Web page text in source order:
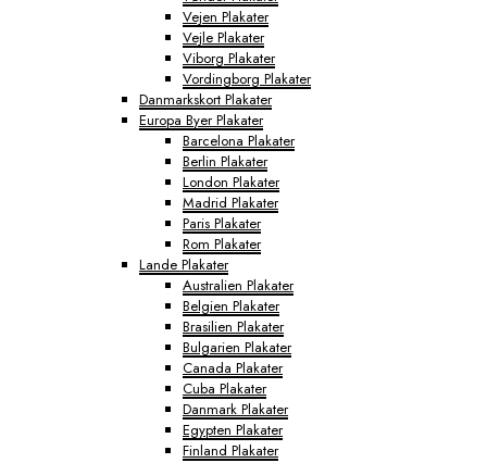
Vejen Plakater
Vejle Plakater
Viborg Plakater
Vordingborg Plakater
Danmarkskort Plakater
Europa Byer Plakater
Barcelona Plakater
Berlin Plakater
London Plakater
Madrid Plakater
Paris Plakater
Rom Plakater
Lande Plakater
Australien Plakater
Belgien Plakater
Brasilien Plakater
Bulgarien Plakater
Canada Plakater
Cuba Plakater
Danmark Plakater
Egypten Plakater
Finland Plakater